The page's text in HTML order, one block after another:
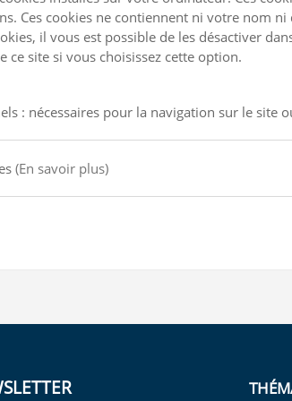
Ces cookies ne contiennent ni votre nom
il vous est possible de les désactiver
ce site si vous choisissez cette option.
: nécessaires pour la navigation sur le site
(En savoir plus)